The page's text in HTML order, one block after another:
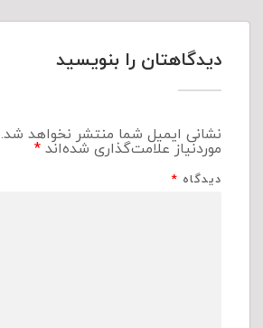
دیدگاهتان را بنویسید
نشانی ایمیل شما منتشر نخواهد شد.
موردنیاز علامت‌گذاری شده‌اند*
دیدگاه *